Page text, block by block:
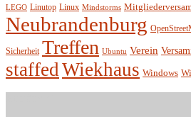
LEGO Linutop Linux Mindstorms
Neubrandenburg
Sicherheit Treffen Ubuntu Verein
staffedWiekhaus Windows